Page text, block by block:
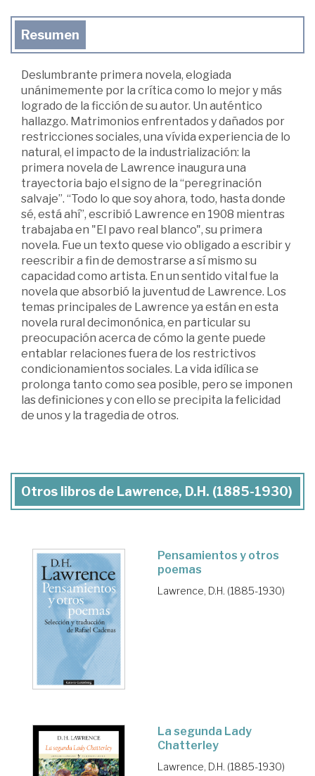
Resumen
Deslumbrante primera novela, elogiada
unánimemente por la crítica como lo mejor y más
logrado de la ficción de su autor. Un auténtico
hallazgo. Matrimonios enfrentados y dañados por
restricciones sociales, una vívida experiencia de lo
natural, el impacto de la industrialización: la
primera novela de Lawrence inaugura una
trayectoria bajo el signo de la “peregrinación
salvaje”. “Todo lo que soy ahora, todo, hasta donde
sé, está ahí”, escribió Lawrence en 1908 mientras
trabajaba en "El pavo real blanco", su primera
novela. Fue un texto quese vio obligado a escribir y
reescribir a fin de demostrarse a sí mismo su
capacidad como artista. En un sentido vital fue la
novela que absorbió la juventud de Lawrence. Los
temas principales de Lawrence ya están en esta
novela rural decimonónica, en particular su
preocupación acerca de cómo la gente puede
entablar relaciones fuera de los restrictivos
condicionamientos sociales. La vida idílica se
prolonga tanto como sea posible, pero se imponen
las definiciones y con ello se precipita la felicidad
de unos y la tragedia de otros.
Otros libros de Lawrence, D.H. (1885-1930)
Pensamientos y otros
poemas
Lawrence, D.H. (1885-1930)
La segunda Lady
Chatterley
Lawrence, D.H. (1885-1930)